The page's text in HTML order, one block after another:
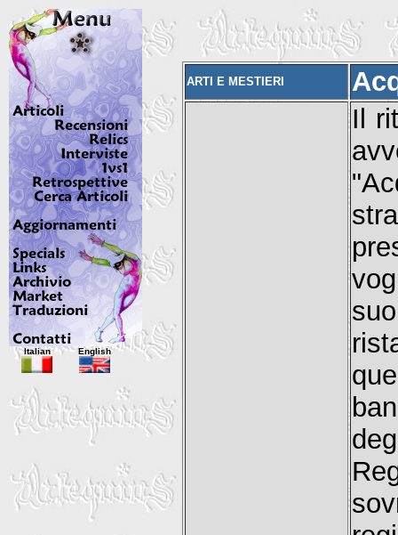
ARTI E MESTIERI
Il
Italian English